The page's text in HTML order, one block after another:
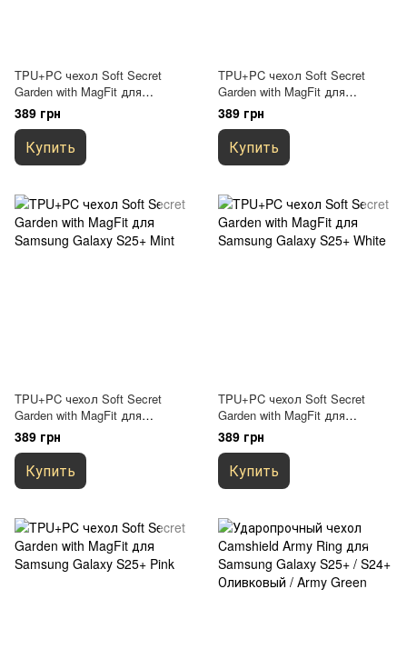
TPU+PC чехол Soft Secret
Garden with MagFit для
Samsung Galaxy S25+ Lilac
389 грн
Купить
TPU+PC чехол Soft Secret
Garden with MagFit для
Samsung Galaxy S25+ Black
389 грн
Купить
TPU+PC чехол Soft Secret
Garden with MagFit для
Samsung Galaxy S25+ Mint
389 грн
Купить
TPU+PC чехол Soft Secret
Garden with MagFit для
Samsung Galaxy S25+ White
389 грн
Купить